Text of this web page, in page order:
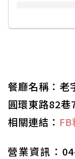
餐廳名稱：老
圓環東路82巷
相關連結：
營業資訊：